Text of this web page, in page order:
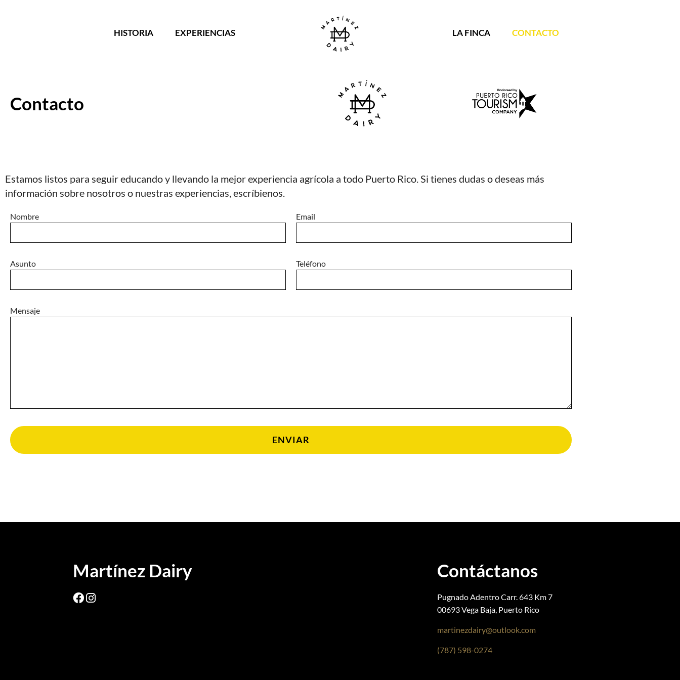
HISTORIA EXPERIENCIAS LA FINCA CONTACTO
Contacto
Estamos listos para seguir educando y llevando la mejor experiencia agrícola a todo Puerto Rico. Si tienes dudas o deseas más
información sobre nosotros o nuestras experiencias, escríbienos.
Nombre Email
Asunto Teléfono
Mensaje
Martínez Dairy Contáctanos
Pugnado Adentro Carr. 643 Km 7
00693 Vega Baja, Puerto Rico
martinezdairy@outlook.com
(787) 598-0274